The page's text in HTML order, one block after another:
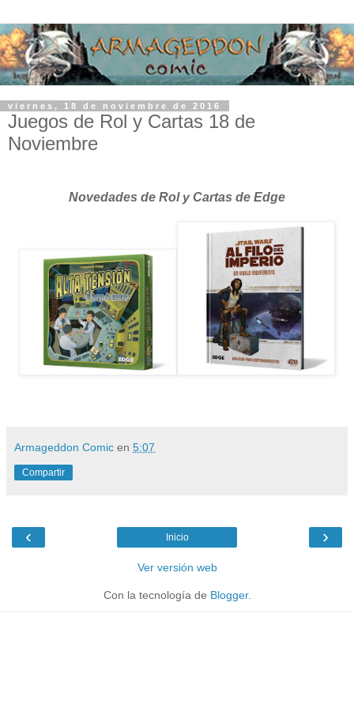
viernes, 18 de noviembre de 2016
Juegos de Rol y Cartas 18 de
Noviembre
Novedades de Rol y Cartas de Edge
Armageddon Comic en 5:07
Compartir
‹ ›
Inicio
Ver versión web
Con la tecnología de Blogger.